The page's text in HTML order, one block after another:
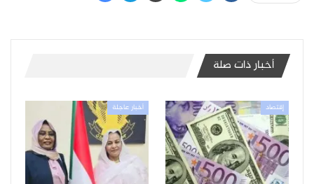
أخبار ذات صلة
إقتصاد أخبار عاجلة